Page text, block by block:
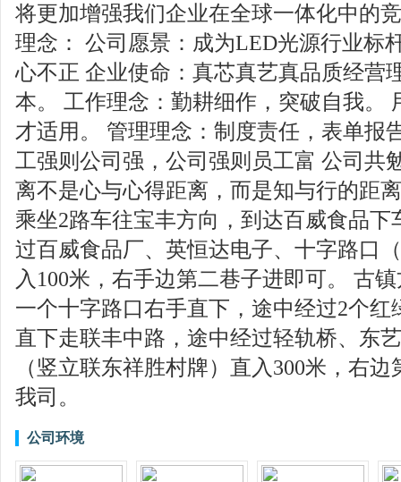
将更加增强我们企业在全球一体化中的
理念： 公司愿景：成为LED光源行业标
心不正 企业使命：真芯真艺真品质经营
本。 工作理念：勤耕细作，突破自我。
才适用。 管理理念：制度责任，表单报
工强则公司强，公司强则员工富 公司共
离不是心与心得距离，而是知与行的距
乘坐2路车往宝丰方向，到达百威食品下
过百威食品厂、英恒达电子、十字路口
入100米，右手边第二巷子进即可。 古
一个十字路口右手直下，途中经过2个
直下走联丰中路，途中经过轻轨桥、东
（竖立联东祥胜村牌）直入300米，右
我司。
公司环境